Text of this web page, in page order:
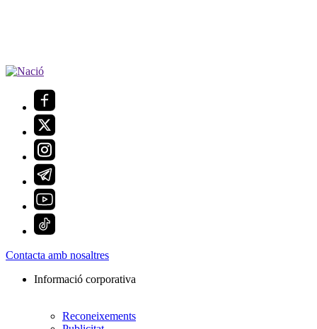
Contacta amb nosaltres
Informació corporativa
Reconeixements